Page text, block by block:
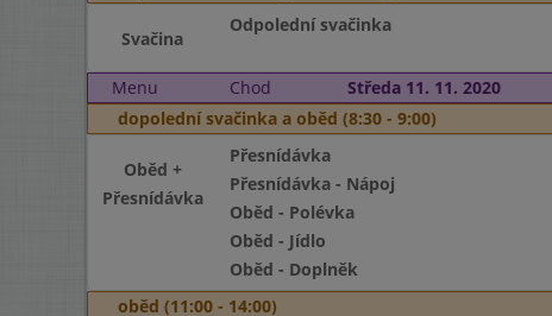
Svačina
Odpolední svačinka
Menu Chod Středa 11. 11. 2020
dopolední svačinka a oběd (8:30 - 9:00)
Oběd +
Přesnídávka
Přesnídávka
Přesnídávka - Nápoj
Oběd - Polévka
Oběd - Jídlo
Oběd - Doplněk
oběd (11:00 - 14:00)